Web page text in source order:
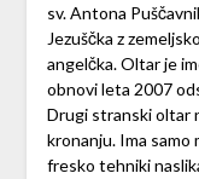
sv. Antona
Jezuščka z
angelčka. Oltar je
obnovi leta 2007
Drugi stranski oltar
kronanju. Ima samo
fresko tehniki